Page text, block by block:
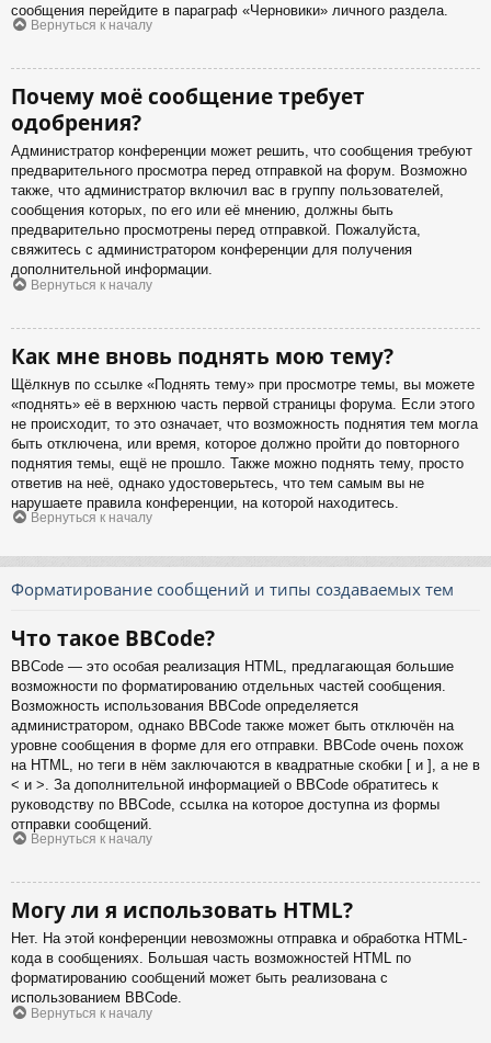
сообщения перейдите в параграф «Черновики» личного раздела.
Вернуться к началу
Почему моё сообщение требует
одобрения?
Администратор конференции может решить, что сообщения требуют
предварительного просмотра перед отправкой на форум. Возможно
также, что администратор включил вас в группу пользователей,
сообщения которых, по его или её мнению, должны быть
предварительно просмотрены перед отправкой. Пожалуйста,
свяжитесь с администратором конференции для получения
дополнительной информации.
Вернуться к началу
Как мне вновь поднять мою тему?
Щёлкнув по ссылке «Поднять тему» при просмотре темы, вы можете
«поднять» её в верхнюю часть первой страницы форума. Если этого
не происходит, то это означает, что возможность поднятия тем могла
быть отключена, или время, которое должно пройти до повторного
поднятия темы, ещё не прошло. Также можно поднять тему, просто
ответив на неё, однако удостоверьтесь, что тем самым вы не
нарушаете правила конференции, на которой находитесь.
Вернуться к началу
Форматирование сообщений и типы создаваемых тем
Что такое BBCode?
BBCode — это особая реализация HTML, предлагающая большие
возможности по форматированию отдельных частей сообщения.
Возможность использования BBCode определяется
администратором, однако BBCode также может быть отключён на
уровне сообщения в форме для его отправки. BBCode очень похож
на HTML, но теги в нём заключаются в квадратные скобки [ и ], а не в
< и >. За дополнительной информацией о BBCode обратитесь к
руководству по BBCode, ссылка на которое доступна из формы
отправки сообщений.
Вернуться к началу
Могу ли я использовать HTML?
Нет. На этой конференции невозможны отправка и обработка HTML-
кода в сообщениях. Большая часть возможностей HTML по
форматированию сообщений может быть реализована с
использованием BBCode.
Вернуться к началу